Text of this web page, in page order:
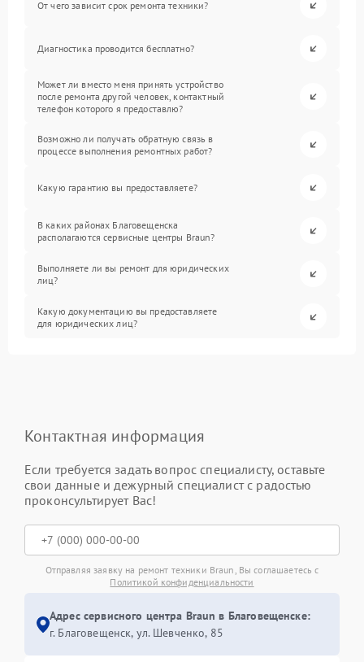
От чего зависит срок ремонта техники?
Диагностика проводится бесплатно?
Может ли вместо меня принять устройство
после ремонта другой человек, контактный
телефон которого я предоставлю?
Возможно ли получать обратную связь в
процессе выполнения ремонтных работ?
Какую гарантию вы предоставляете?
В каких районах Благовещенска
располагаются сервисные центры Braun?
Выполняете ли вы ремонт для юридических
лиц?
Какую документацию вы предоставляете
для юридических лиц?
Контактная информация
Если требуется задать вопрос специалисту, оставьте
свои данные и дежурный специалист с радостью
проконсультирует Вас!
Отправляя заявку на ремонт техники Braun, Вы соглашаетесь с
Политикой конфиденциальности
Адрес сервисного центра Braun в Благовещенске:
г. Благовещенск, ул. Шевченко, 85